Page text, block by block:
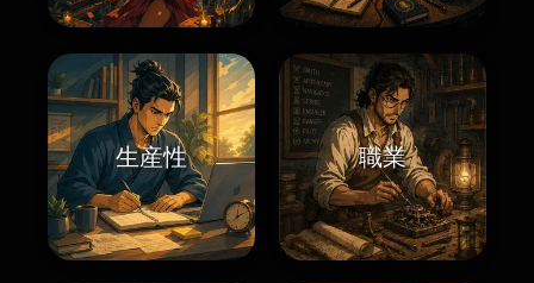
生産性 職業